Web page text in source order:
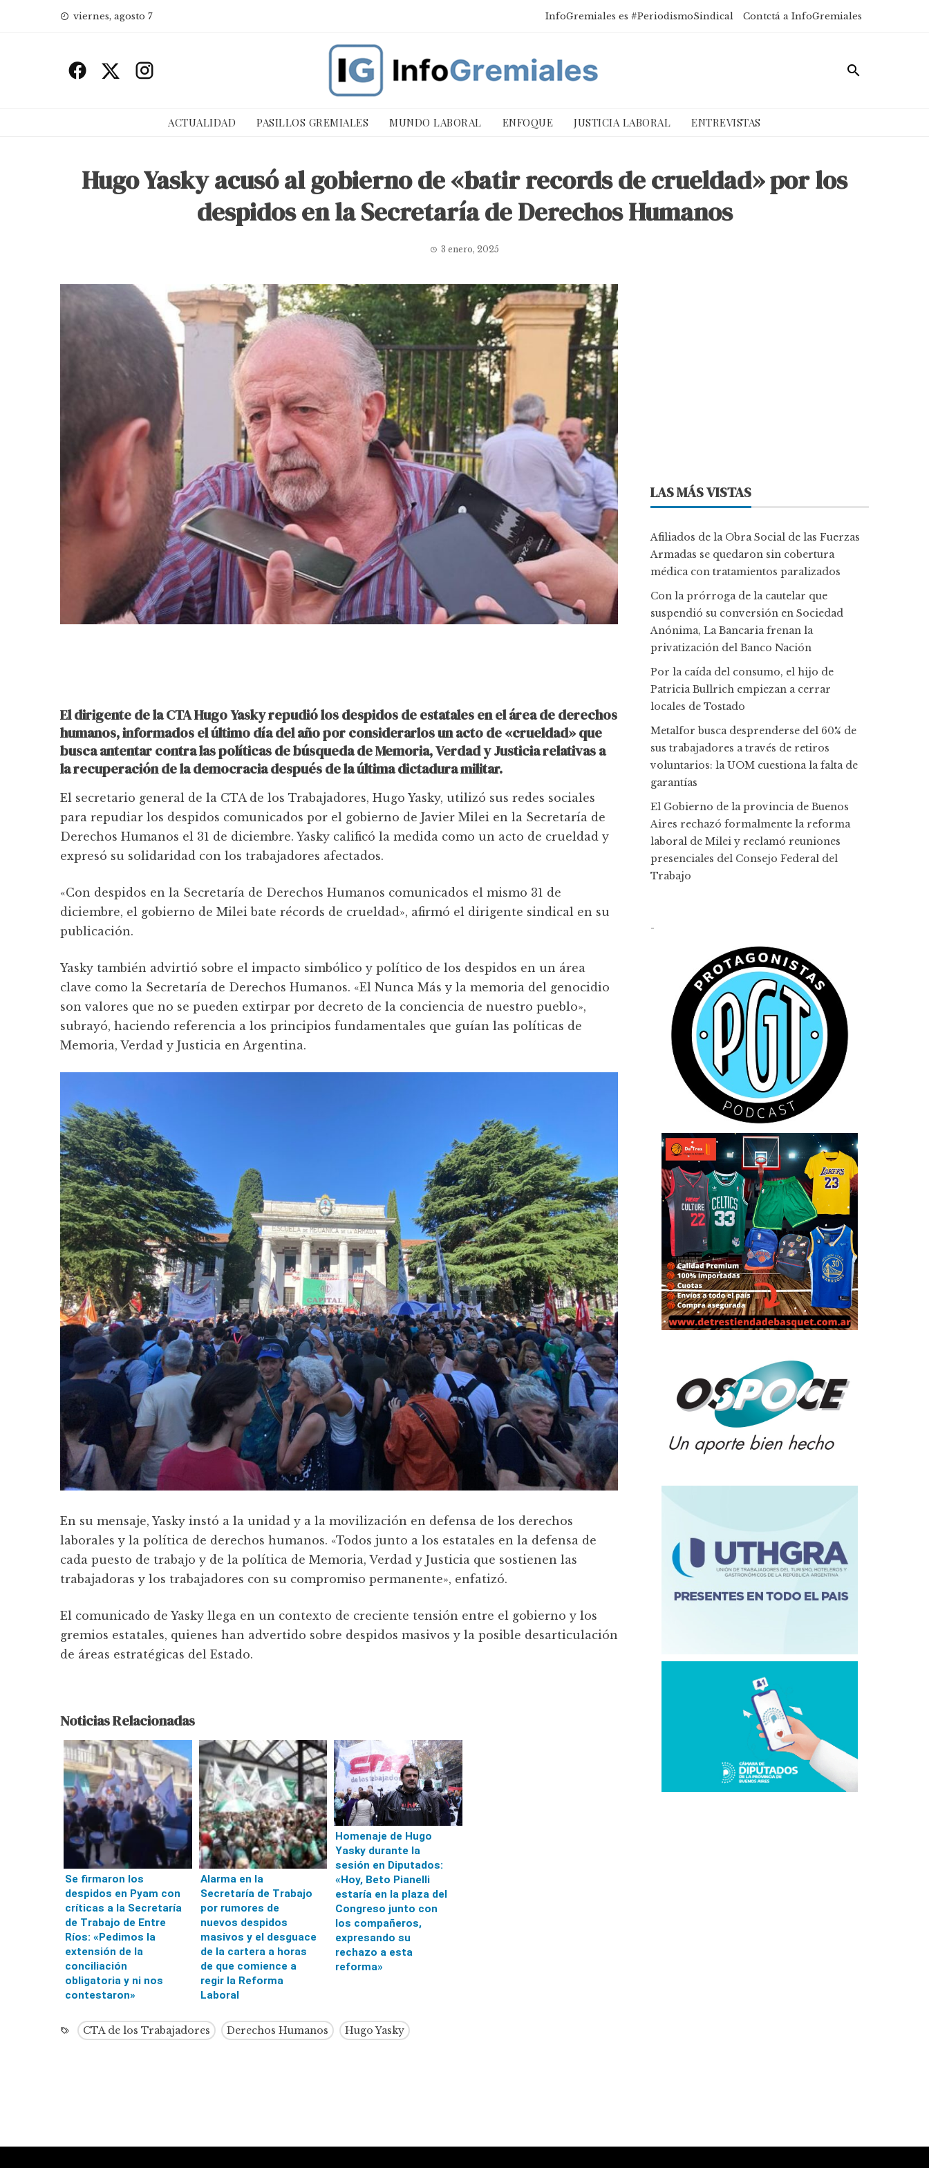
viernes, agosto 7 InfoGremiales es #PeriodismoSindical Contctá a InfoGremiales
ACTUALIDAD PASILLOS GREMIALES MUNDO LABORAL ENFOQUE JUSTICIA LABORAL ENTREVISTAS
Hugo Yasky acusó al gobierno de «batir records de crueldad» por los
despidos en la Secretaría de Derechos Humanos
3 enero, 2025
El dirigente de la CTA Hugo Yasky repudió los despidos de estatales en el área de derechos
humanos, informados el último día del año por considerarlos un acto de «crueldad» que
busca antentar contra las políticas de búsqueda de Memoria, Verdad y Justicia relativas a
la recuperación de la democracia después de la última dictadura militar.
El secretario general de la CTA de los Trabajadores, Hugo Yasky, utilizó sus redes sociales
para repudiar los despidos comunicados por el gobierno de Javier Milei en la Secretaría de
Derechos Humanos el 31 de diciembre. Yasky calificó la medida como un acto de crueldad y
expresó su solidaridad con los trabajadores afectados.
«Con despidos en la Secretaría de Derechos Humanos comunicados el mismo 31 de
diciembre, el gobierno de Milei bate récords de crueldad», afirmó el dirigente sindical en su
publicación.
Yasky también advirtió sobre el impacto simbólico y político de los despidos en un área
clave como la Secretaría de Derechos Humanos. «El Nunca Más y la memoria del genocidio
son valores que no se pueden extirpar por decreto de la conciencia de nuestro pueblo»,
subrayó, haciendo referencia a los principios fundamentales que guían las políticas de
Memoria, Verdad y Justicia en Argentina.
En su mensaje, Yasky instó a la unidad y a la movilización en defensa de los derechos
laborales y la política de derechos humanos. «Todos junto a los estatales en la defensa de
cada puesto de trabajo y de la política de Memoria, Verdad y Justicia que sostienen las
trabajadoras y los trabajadores con su compromiso permanente», enfatizó.
El comunicado de Yasky llega en un contexto de creciente tensión entre el gobierno y los
gremios estatales, quienes han advertido sobre despidos masivos y la posible desarticulación
de áreas estratégicas del Estado.
Noticias Relacionadas
Se firmaron los
despidos en Pyam con
críticas a la Secretaría
de Trabajo de Entre
Ríos: «Pedimos la
extensión de la
conciliación
obligatoria y ni nos
contestaron»
Alarma en la
Secretaría de Trabajo
por rumores de
nuevos despidos
masivos y el desguace
de la cartera a horas
de que comience a
regir la Reforma
Laboral
Homenaje de Hugo
Yasky durante la
sesión en Diputados:
«Hoy, Beto Pianelli
estaría en la plaza del
Congreso junto con
los compañeros,
expresando su
rechazo a esta
reforma»
CTA de los Trabajadores Derechos Humanos Hugo Yasky
LAS MÁS VISTAS
Afiliados de la Obra Social de las Fuerzas
Armadas se quedaron sin cobertura
médica con tratamientos paralizados
Con la prórroga de la cautelar que
suspendió su conversión en Sociedad
Anónima, La Bancaria frenan la
privatización del Banco Nación
Por la caída del consumo, el hijo de
Patricia Bullrich empiezan a cerrar
locales de Tostado
Metalfor busca desprenderse del 60% de
sus trabajadores a través de retiros
voluntarios: la UOM cuestiona la falta de
garantías
El Gobierno de la provincia de Buenos
Aires rechazó formalmente la reforma
laboral de Milei y reclamó reuniones
presenciales del Consejo Federal del
Trabajo
-